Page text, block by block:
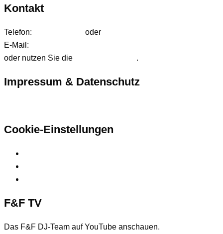
Kontakt
Telefon: oder
E-Mail:
oder nutzen Sie die
.
Impressum & Datenschutz
Cookie-Einstellungen
F&F TV
Das F&F DJ-Team auf YouTube anschauen.